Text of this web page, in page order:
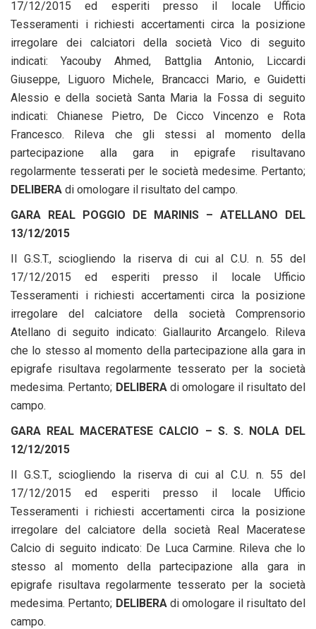
17/12/2015 ed esperiti presso il locale Ufficio
Tesseramenti i richiesti accertamenti circa la posizione
irregolare dei calciatori della società Vico di seguito
indicati: Yacouby Ahmed, Battglia Antonio, Liccardi
Giuseppe, Liguoro Michele, Brancacci Mario, e Guidetti
Alessio e della società Santa Maria la Fossa di seguito
indicati: Chianese Pietro, De Cicco Vincenzo e Rota
Francesco. Rileva che gli stessi al momento della
partecipazione alla gara in epigrafe risultavano
regolarmente tesserati per le società medesime. Pertanto;
DELIBERA di omologare il risultato del campo.
GARA REAL POGGIO DE MARINIS – ATELLANO DEL
13/12/2015
Il G.S.T., sciogliendo la riserva di cui al C.U. n. 55 del
17/12/2015 ed esperiti presso il locale Ufficio
Tesseramenti i richiesti accertamenti circa la posizione
irregolare del calciatore della società Comprensorio
Atellano di seguito indicato: Giallaurito Arcangelo. Rileva
che lo stesso al momento della partecipazione alla gara in
epigrafe risultava regolarmente tesserato per la società
medesima. Pertanto; DELIBERA di omologare il risultato del
campo.
GARA REAL MACERATESE CALCIO – S. S. NOLA DEL
12/12/2015
Il G.S.T., sciogliendo la riserva di cui al C.U. n. 55 del
17/12/2015 ed esperiti presso il locale Ufficio
Tesseramenti i richiesti accertamenti circa la posizione
irregolare del calciatore della società Real Maceratese
Calcio di seguito indicato: De Luca Carmine. Rileva che lo
stesso al momento della partecipazione alla gara in
epigrafe risultava regolarmente tesserato per la società
medesima. Pertanto; DELIBERA di omologare il risultato del
campo.